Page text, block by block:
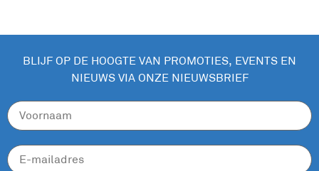
BLIJF OP DE HOOGTE VAN PROMOTIES, EVENTS EN
NIEUWS VIA ONZE NIEUWSBRIEF